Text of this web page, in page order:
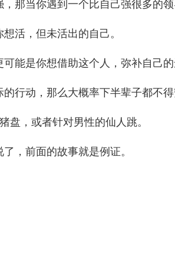
那当你遇到一个比自己强很多的
活，但未活出的自己。
能是你想借助这个人，弥补自己
行动，那么大概率下半辈子都不
盘，或者针对男性的仙人跳。
，前面的故事就是例证。